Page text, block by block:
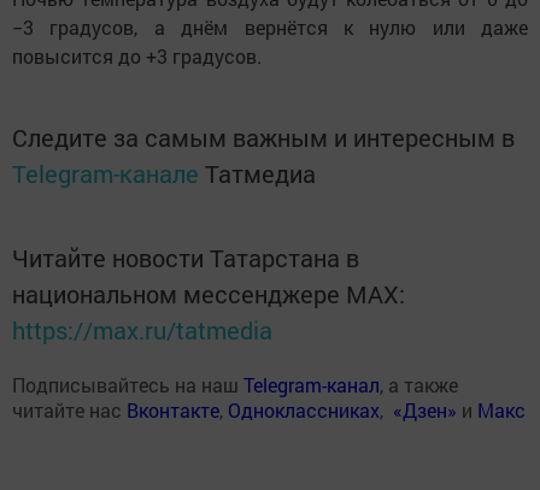
−3 градусов, а днём вернётся к нулю или даже
повысится до +3 градусов.
Следите за самым важным и интересным в
Telegram-канале Татмедиа
Читайте новости Татарстана в
национальном мессенджере MАХ:
https://max.ru/tatmedia
Подписывайтесь на наш Telegram-канал, а также
читайте нас Вконтакте, Одноклассниках, «Дзен» и Макс